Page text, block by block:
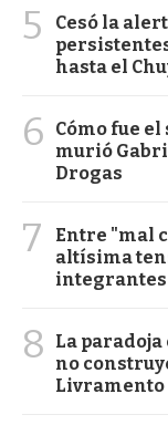
5
Cesó la
hasta el
6
Cómo fue
murió
Drogas
7
Entre "mal
altísima
8
La
no
Livramento